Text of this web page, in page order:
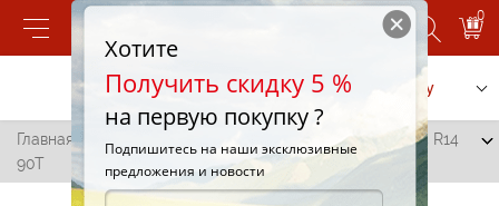
0
Позвонить Заказать услугу
Главная /
Continental ContiCrossContact Viking 185/65 R14
90T
Хотите
Получить скидку 5 %
на первую покупку ?
Подпишитесь на наши эксклюзивные
предложения и новости